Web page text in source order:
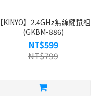
【KINYO】2.4GHz無線鍵鼠組
(GKBM-886)
NT$599
NT$799